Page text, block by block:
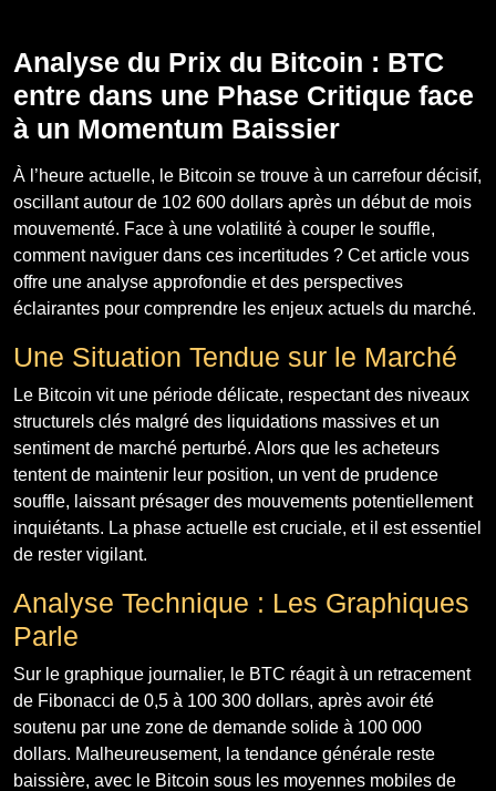
Analyse du Prix du Bitcoin : BTC
entre dans une Phase Critique face
à un Momentum Baissier
À l’heure actuelle, le Bitcoin se trouve à un carrefour décisif,
oscillant autour de 102 600 dollars après un début de mois
mouvementé. Face à une volatilité à couper le souffle,
comment naviguer dans ces incertitudes ? Cet article vous
offre une analyse approfondie et des perspectives
éclairantes pour comprendre les enjeux actuels du marché.
Une Situation Tendue sur le Marché
Le Bitcoin vit une période délicate, respectant des niveaux
structurels clés malgré des liquidations massives et un
sentiment de marché perturbé. Alors que les acheteurs
tentent de maintenir leur position, un vent de prudence
souffle, laissant présager des mouvements potentiellement
inquiétants. La phase actuelle est cruciale, et il est essentiel
de rester vigilant.
Analyse Technique : Les Graphiques
Parle
Sur le graphique journalier, le BTC réagit à un retracement
de Fibonacci de 0,5 à 100 300 dollars, après avoir été
soutenu par une zone de demande solide à 100 000
dollars. Malheureusement, la tendance générale reste
baissière, avec le Bitcoin sous les moyennes mobiles de